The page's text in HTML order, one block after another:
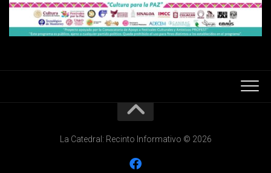
La Catedral: Recinto Informativo © 2026